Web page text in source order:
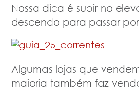
Nossa dica é subir no
descendo para passar
Algumas lojas que
maioria também faz